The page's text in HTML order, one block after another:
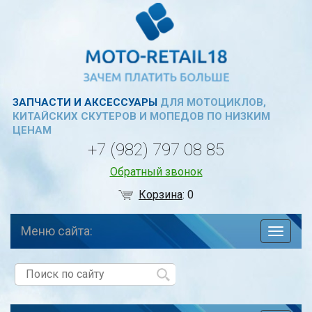
ЗАПЧАСТИ И АКСЕССУАРЫДЛЯ МОТОЦИКЛОВ,
КИТАЙСКИХ СКУТЕРОВ И МОПЕДОВ ПО НИЗКИМ
ЦЕНАМ
+7 (982) 797 08 85
Обратный звонок
Корзина:0
по
Меню сайта: